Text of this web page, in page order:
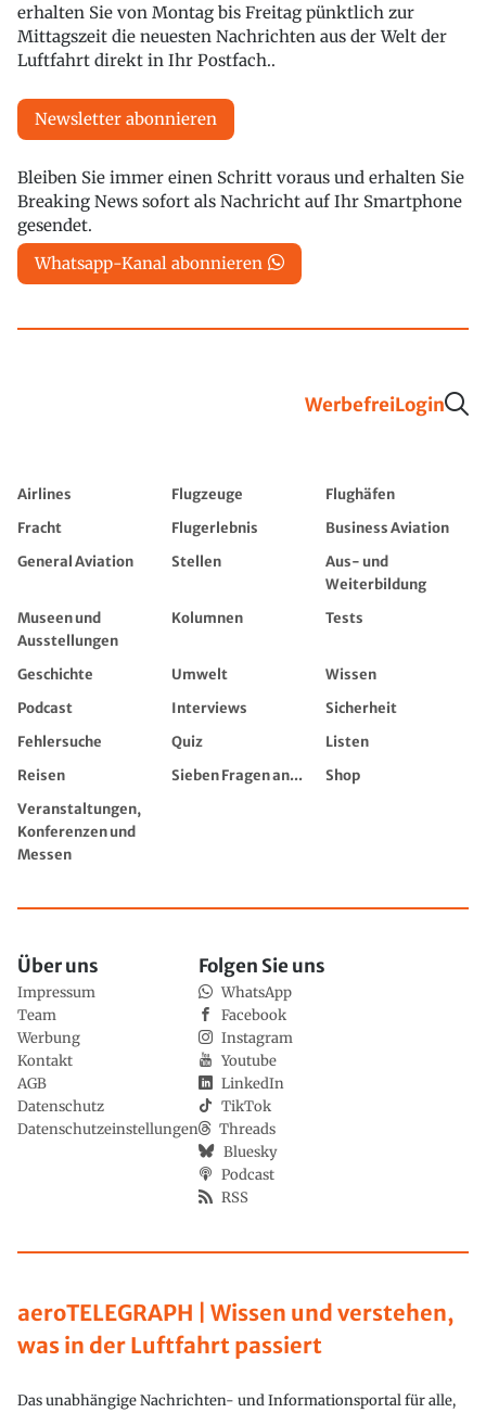
erhalten Sie von Montag bis Freitag pünktlich zur
Mittagszeit die neuesten Nachrichten aus der Welt der
Luftfahrt direkt in Ihr Postfach..
Newsletter abonnieren
Bleiben Sie immer einen Schritt voraus und erhalten Sie
Breaking News sofort als Nachricht auf Ihr Smartphone
gesendet.
Whatsapp-Kanal abonnieren
WerbefreiLogin
Airlines Flugzeuge
Flughäfen
Fracht
Flugerlebnis
Business Aviation
General Aviation
Stellen
Aus- und
Weiterbildung
Museen und
Ausstellungen
Kolumnen Tests
Geschichte Umwelt
Wissen
Podcast
Interviews
Sicherheit
Fehlersuche
Quiz
Listen
Reisen
Sieben Fragen an...
Shop
Veranstaltungen,
Konferenzen und
Messen
aeroTELEGRAPH | Wissen und verstehen,
was in der Luftfahrt passiert
Das unabhängige Nachrichten- und Informationsportal für alle,
Über uns
Impressum
Team
Werbung
Kontakt
AGB
Datenschutz
Datenschutzeinstellungen
Folgen Sie uns
WhatsApp
Facebook
Instagram
Youtube
LinkedIn
TikTok
Threads
Bluesky
Podcast
RSS